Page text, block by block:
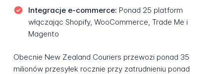
Integracje e-commerce: Ponad 25 platform
włączając Shopify, WooCommerce, Trade Me i
Magento
Obecnie New Zealand Couriers przewozi ponad 35
milionów przesyłek rocznie przy zatrudnieniu ponad